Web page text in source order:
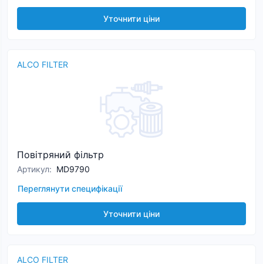
Уточнити ціни
ALCO FILTER
Повітряний фільтр
Артикул: MD9790
Переглянути специфікації
Уточнити ціни
ALCO FILTER